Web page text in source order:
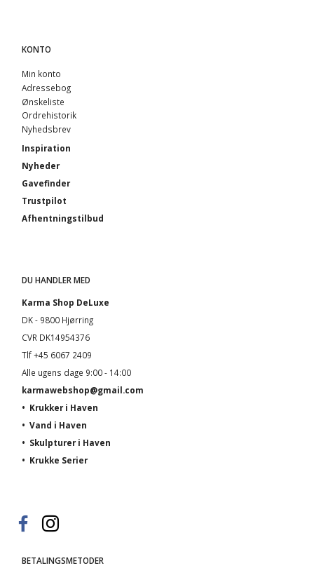
KONTO
Min konto
Adressebog
Ønskeliste
Ordrehistorik
Nyhedsbrev
Inspiration
Nyheder
Gavefinder
Trustpilot
Afhentningstilbud
DU HANDLER MED
Karma Shop DeLuxe
DK - 9800 Hjørring
CVR DK14954376
Tlf +45 6067 2409
Alle ugens dage 9:00 - 14:00
karmawebshop@gmail.com
• Krukker i Haven
• Vand i Haven
• Skulpturer i Haven
• Krukke Serier
BETALINGSMETODER